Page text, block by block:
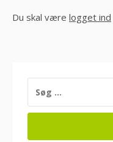
Du skal være logget ind
EFTER: